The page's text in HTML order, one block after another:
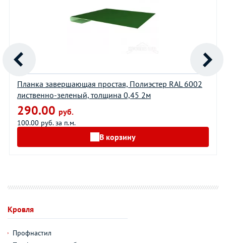
Планка завершающая простая, Полиэстер RAL 6002
лиственно-зеленый, толщина 0,45 2м
290.00 руб.
100.00 руб. за п.м.
В корзину
Кровля
Профнастил